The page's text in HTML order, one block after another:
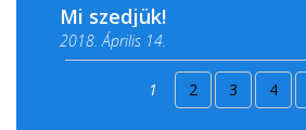
Mi szedjük!
2018. Április 14.
2018. Április 15.
1 2 3 4